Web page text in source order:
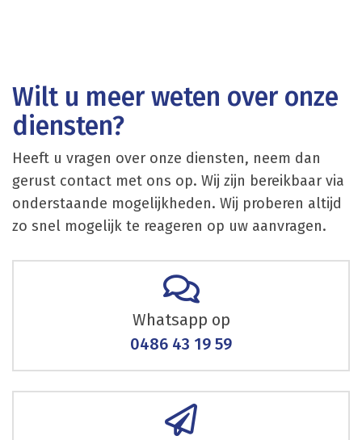
Wilt u meer weten over onze
diensten?
Heeft u vragen over onze diensten, neem dan
gerust contact met ons op. Wij zijn bereikbaar via
onderstaande mogelijkheden. Wij proberen altijd
zo snel mogelijk te reageren op uw aanvragen.
Whatsapp op
0486 43 19 59